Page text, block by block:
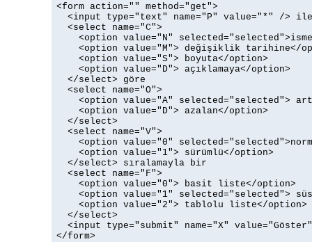
<form action="" method="get">
<input type="text" name="P" value="*" />
  <select name="C">
<option value="N"
<option value="M"> değişiklik tarihine</
    <option value="S"> boyuta</option>
    <option value="D"> açıklamaya</option>
  </select> göre
  <select name="O">
<option value="A" selected="selected">
    <option value="D"> azalan</option>
  </select>
  <select name="V">
<option value="0"
    <option value="1"> sürümlü</option>
  </select> sıralamayla bir
  <select name="F">
    <option value="0"> basit liste</option>
<option value="1" selected="selected">
    <option value="2"> tablolu liste</option>
  </select>
<input type="submit" name="X"
</form>